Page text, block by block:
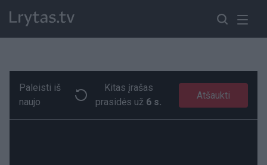
Paremkite Ukrainą
Paleisti iš
naujo
Kitas įrašas
prasidės už 5 s.
Atšaukti